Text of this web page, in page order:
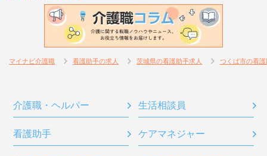
マイナビ介護職 看護助手の求人 茨城県の看護助手求人 つくば市の看
介護職・ヘルパー 生活相談員
看護助手 ケアマネジャー